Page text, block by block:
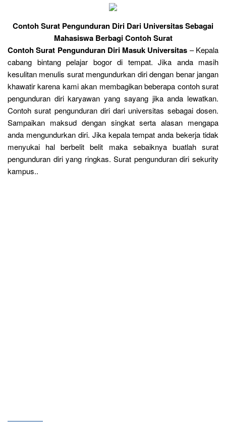
Contoh Surat Pengunduran Diri Dari Universitas Sebagai
Mahasiswa Berbagi Contoh Surat
Contoh Surat Pengunduran Diri Masuk Universitas – Kepala
cabang bintang pelajar bogor di tempat. Jika anda masih
kesulitan menulis surat mengundurkan diri dengan benar jangan
khawatir karena kami akan membagikan beberapa contoh surat
pengunduran diri karyawan yang sayang jika anda lewatkan.
Contoh surat pengunduran diri dari universitas sebagai dosen.
Sampaikan maksud dengan singkat serta alasan mengapa
anda mengundurkan diri. Jika kepala tempat anda bekerja tidak
menyukai hal berbelit belit maka sebaiknya buatlah surat
pengunduran diri yang ringkas. Surat pengunduran diri sekurity
kampus..